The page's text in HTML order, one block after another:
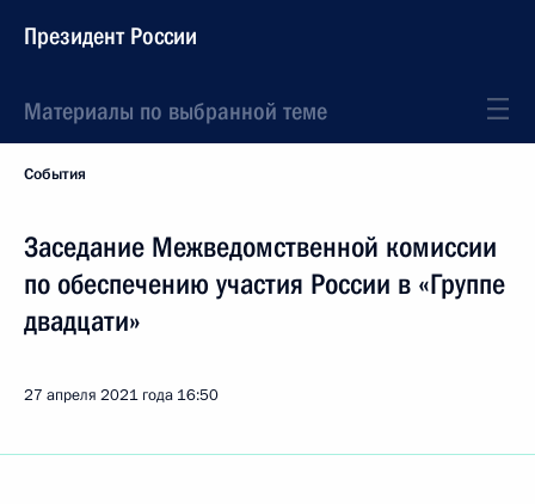
Президент России
Материалы по выбранной теме
События
Заседание Межведомственной комиссии
по обеспечению участия России в «Группе
двадцати»
27 апреля 2021 года 16:50